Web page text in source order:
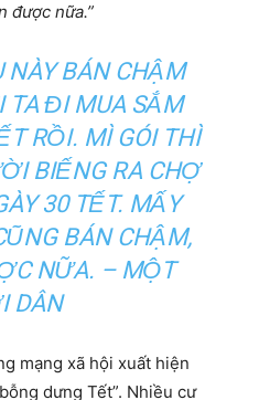
được nữa.”
NÀY BÁN CHẬM
TA ĐI MUA SẮM
RỒI. MÌ GÓI THÌ
BIẾNG RA CHỢ
30 TẾT. MẤY
BÁN CHẬM,
NỮA. – MỘT
DÂN
mạng xã hội xuất hiện
dưng Tết”. Nhiều cư